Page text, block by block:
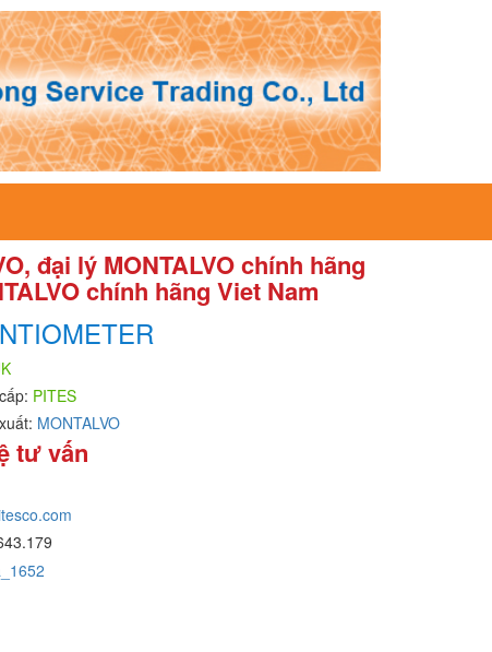
đại lý MONTALVO chính hãng
chính hãng Viet Nam
PITES
MONTALVO
tư vấn